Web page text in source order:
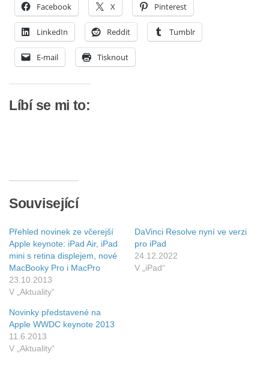
Facebook X Pinterest
LinkedIn Reddit Tumblr
E-mail Tisknout
Líbí se mi to:
Související
Přehled novinek ze včerejší
Apple keynote: iPad Air, iPad
mini s retina displejem, nové
MacBooky Pro i MacPro
23.10.2013
V „Aktuality“
DaVinci Resolve nyní ve verzi
pro iPad
24.12.2022
V „iPad“
Novinky představené na
Apple WWDC keynote 2013
11.6.2013
V „Aktuality“